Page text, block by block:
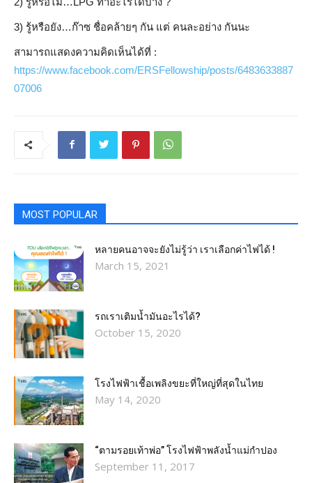
3) รู้หรือยัง…ก๊าซ ชื่อคล้ายๆ กัน แต่ คนละอย่าง กันนะ
สามารถแสดงความคิดเห็นได้ที่ :
https://www.facebook.com/ERSFellowship/posts/6483633887
07006
MOST POPULAR
หลายคนอาจจะยังไม่รู้ว่า เราเลือกค่าไฟได้ !
March 15, 2021
รถเราเติมน้ำมันอะไรได้?​
October 15, 2020
โรงไฟฟ้าเชื้อเพลิงขยะที่ใหญ่ที่สุดในไทย
May 14, 2020
“ตามรอยเท้าพ่อ” โรงไฟฟ้าพลังน้ำแม่กำปอง
September 11, 2017